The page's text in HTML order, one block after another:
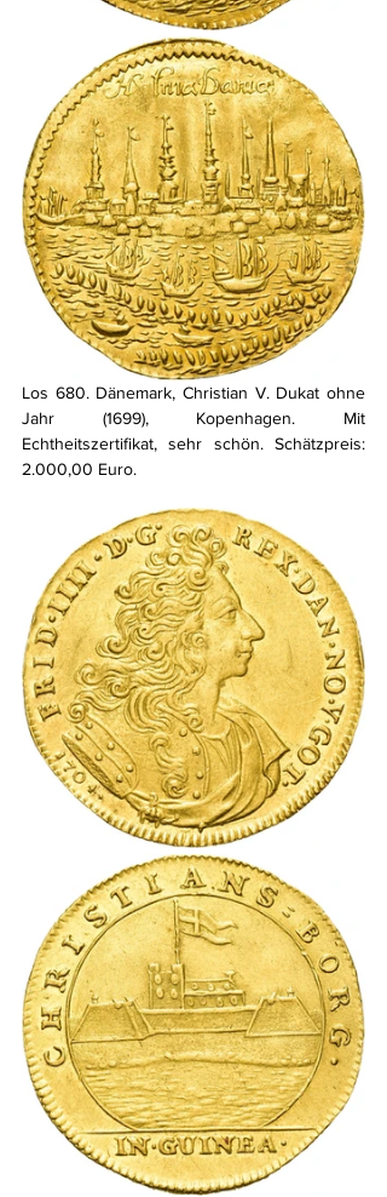
Los 680. Dänemark, Christian V. Dukat ohne
Jahr (1699), Kopenhagen. Mit
Echtheitszertifikat, sehr schön. Schätzpreis:
2.000,00 Euro.